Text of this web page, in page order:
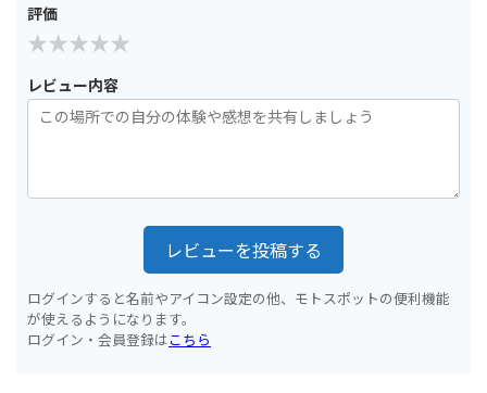
評価
レビュー内容
レビューを投稿する
ログインすると名前やアイコン設定の他、モトスポットの便利機能
が使えるようになります。
ログイン・会員登録はこちら